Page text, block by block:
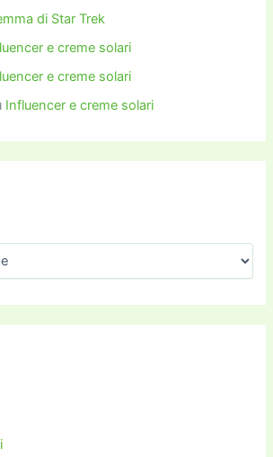
di Star Trek
e creme solari
e creme solari
Influencer e creme solari